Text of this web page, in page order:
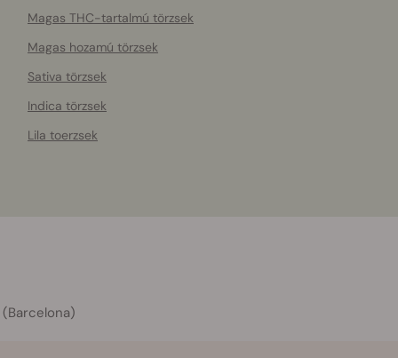
Magas THC-tartalmú törzsek
Magas hozamú törzsek
Sativa törzsek
Indica törzsek
Lila toerzsek